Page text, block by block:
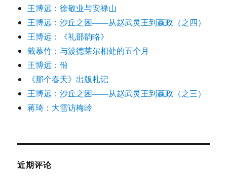
王博远：徐敬业与安禄山
王博远：沙丘之困——从赵武灵王到嬴政（之四）
王博远：《礼部韵略》
戴慕竹：与波德莱尔相处的五个月
王博远：佾
《那个春天》出版札记
王博远：沙丘之困——从赵武灵王到嬴政（之三）
蒋琦：大雪访梅岭
近期评论